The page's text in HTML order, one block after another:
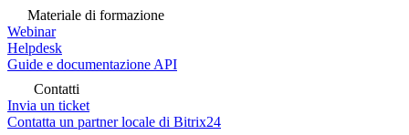
Materiale di formazione
Webinar
Helpdesk
Guide e documentazione API
Contatti
Invia un ticket
Contatta un partner locale di Bitrix24